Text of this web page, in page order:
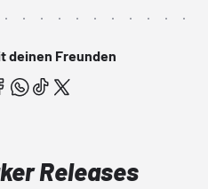
deinen Freunden
Releases